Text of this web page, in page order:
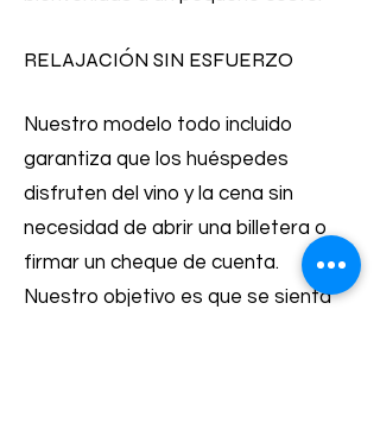
RELAJACIÓN SIN ESFUERZO
Nuestro modelo todo incluido
garantiza que los huéspedes
disfruten del vino y la cena sin
necesidad de abrir una billetera o
firmar un cheque de cuenta.
Nuestro objetivo es que se sienta